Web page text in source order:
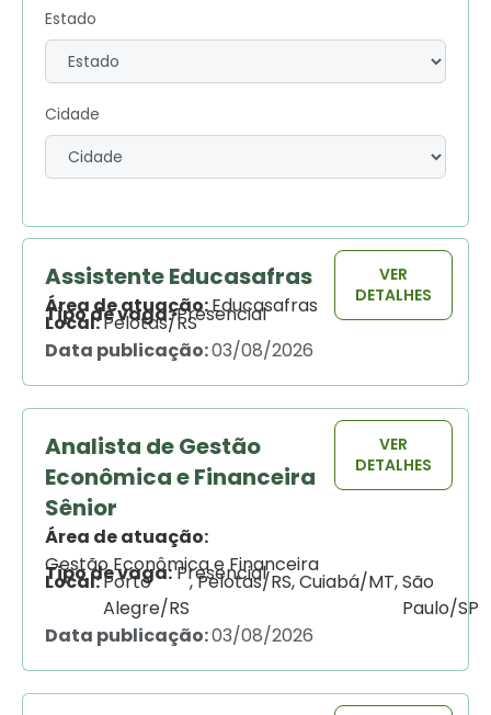
Estado
Cidade
Assistente Educasafras
Área de atuação:Educasafras
Tipo de vaga:Presencial
Local:Pelotas/RS
Data publicação:03/08/2026
VER
DETALHES
Analista de Gestão
Econômica e Financeira
Sênior
Área de atuação:
Gestão Econômica e Financeira
Tipo de vaga:Presencial
Local:Porto
Alegre/RS
, Pelotas/RS, Cuiabá/MT, São
Paulo/SP
Data publicação:03/08/2026
VER
DETALHES